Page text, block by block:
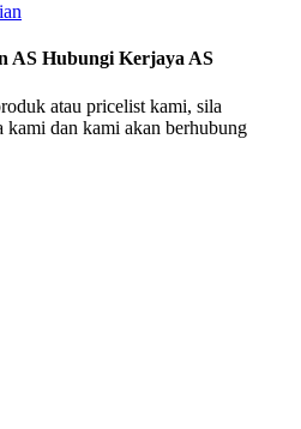
AS Hubungi Kerjaya AS
atau pricelist kami, sila
kami dan kami akan berhubung